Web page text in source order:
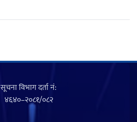
सूचना विभाग दर्ता नं‍:
४६४०–२०८१/०८२